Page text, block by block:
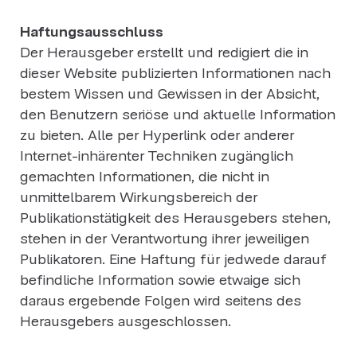
Haftungsausschluss
Der Herausgeber erstellt und redigiert die in
dieser Website publizierten Informationen nach
bestem Wissen und Gewissen in der Absicht,
den Benutzern seriöse und aktuelle Information
zu bieten. Alle per Hyperlink oder anderer
Internet-inhärenter Techniken zugänglich
gemachten Informationen, die nicht in
unmittelbarem Wirkungsbereich der
Publikationstätigkeit des Herausgebers stehen,
stehen in der Verantwortung ihrer jeweiligen
Publikatoren. Eine Haftung für jedwede darauf
befindliche Information sowie etwaige sich
daraus ergebende Folgen wird seitens des
Herausgebers ausgeschlossen.